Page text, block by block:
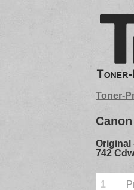
Toner-
Original
742
1